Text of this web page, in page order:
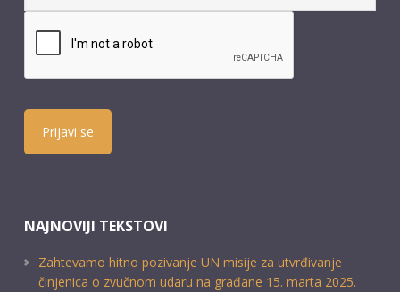
Prijavi se
NAJNOVIJI TEKSTOVI
Zahtevamo hitno pozivanje UN misije za utvrđivanje
činjenica o zvučnom udaru na građane 15. marta 2025.